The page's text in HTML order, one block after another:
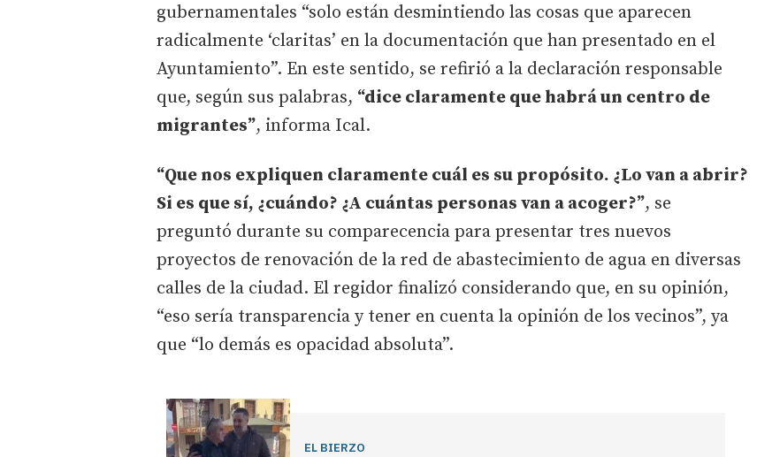
gubernamentales “solo están desmintiendo las cosas que aparecen
radicalmente ‘claritas’ en la documentación que han presentado en el
Ayuntamiento”. En este sentido, se refirió a la declaración responsable
que, según sus palabras, “dice claramente que habrá un centro de
migrantes”, informa Ical.
“Que nos expliquen claramente cuál es su propósito. ¿Lo van a abrir?
Si es que sí, ¿cuándo? ¿A cuántas personas van a acoger?”, se
preguntó durante su comparecencia para presentar tres nuevos
proyectos de renovación de la red de abastecimiento de agua en diversas
calles de la ciudad. El regidor finalizó considerando que, en su opinión,
“eso sería transparencia y tener en cuenta la opinión de los vecinos”, ya
que “lo demás es opacidad absoluta”.
EL BIERZO